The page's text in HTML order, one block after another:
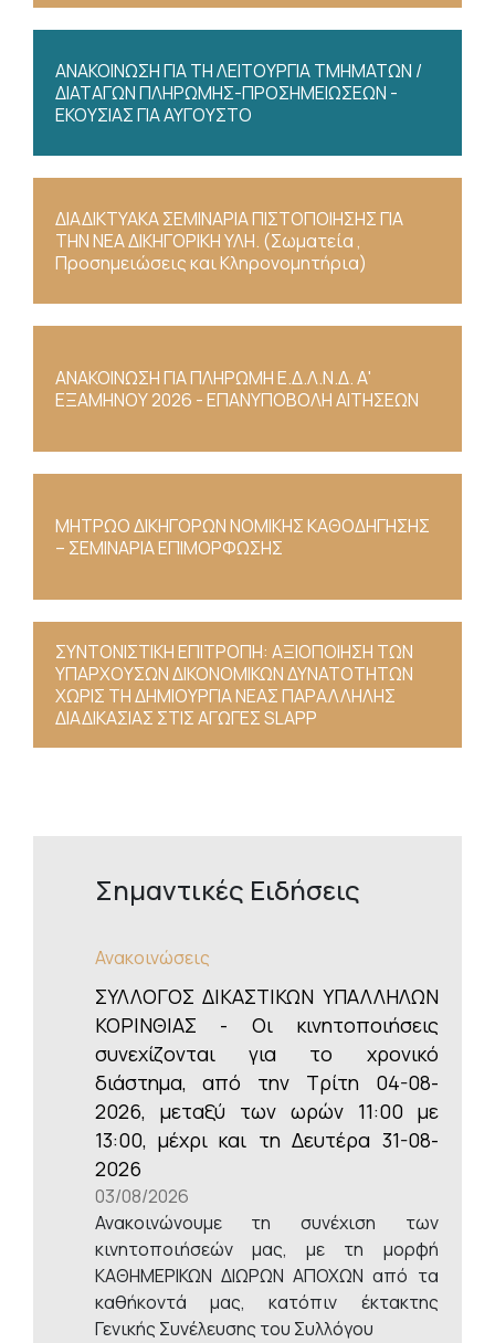
ΑΝΑΚΟΙΝΩΣΗ ΓΙΑ ΤΗ ΛΕΙΤΟΥΡΓΙΑ ΤΜΗΜΑΤΩΝ /
ΔΙΑΤΑΓΩΝ ΠΛΗΡΩΜΗΣ-ΠΡΟΣΗΜΕΙΩΣΕΩΝ -
ΕΚΟΥΣΙΑΣ ΓΙΑ ΑΥΓΟΥΣΤΟ
ΔΙΑΔΙΚΤΥΑΚΑ ΣΕΜΙΝΑΡΙΑ ΠΙΣΤΟΠΟΙΗΣΗΣ ΓΙΑ
ΤΗΝ ΝΕΑ ΔΙΚΗΓΟΡΙΚΗ ΥΛΗ. (Σωματεία ,
Προσημειώσεις και Κληρονομητήρια)
ΑΝΑΚΟΙΝΩΣΗ ΓΙΑ ΠΛΗΡΩΜΗ Ε.Δ.Λ.Ν.Δ. Α'
ΕΞΑΜΗΝΟΥ 2026 - ΕΠΑΝΥΠΟΒΟΛΗ ΑΙΤΗΣΕΩΝ
ΜΗΤΡΩΟ ΔΙΚΗΓΟΡΩΝ ΝΟΜΙΚΗΣ ΚΑΘΟΔΗΓΗΣΗΣ
– ΣΕΜΙΝΑΡΙΑ ΕΠΙΜΟΡΦΩΣΗΣ
ΣΥΝΤΟΝΙΣΤΙΚΗ ΕΠΙΤΡΟΠΗ: ΑΞΙΟΠΟΙΗΣΗ ΤΩΝ
ΥΠΑΡΧΟΥΣΩΝ ΔΙΚΟΝΟΜΙΚΩΝ ΔΥΝΑΤΟΤΗΤΩΝ
ΧΩΡΙΣ ΤΗ ΔΗΜΙΟΥΡΓΙΑ ΝΕΑΣ ΠΑΡΑΛΛΗΛΗΣ
ΔΙΑΔΙΚΑΣΙΑΣ ΣΤΙΣ ΑΓΩΓΕΣ SLAPP
Σημαντικές Ειδήσεις
Ανακοινώσεις
ΣΥΛΛΟΓΟΣ ΔΙΚΑΣΤΙΚΩΝ ΥΠΑΛΛΗΛΩΝ
ΚΟΡΙΝΘΙΑΣ - Οι κινητοποιήσεις
συνεχίζονται για το χρονικό
διάστημα, από την Τρίτη 04-08-
2026, μεταξύ των ωρών 11:00 με
13:00, μέχρι και τη Δευτέρα 31-08-
2026
03/08/2026
Ανακοινώνουμε τη συνέχιση των
κινητοποιήσεών μας, με τη μορφή
ΚΑΘΗΜΕΡΙΚΩΝ ΔΙΩΡΩΝ ΑΠΟΧΩΝ από τα
καθήκοντά μας, κατόπιν έκτακτης
Γενικής Συνέλευσης του Συλλόγου